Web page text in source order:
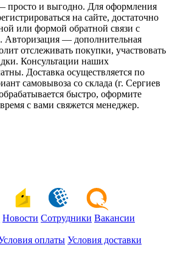
просто и выгодно. Для оформления
на сайте, достаточно
или формой обратной связи с
Авторизация — дополнительная
отслеживать покупки, участвовать
Консультации наших
Доставка осуществляется по
самовывоза со склада (г. Сергиев
быстро, оформите
с вами свяжется менеджер.
Новости Сотрудники Вакансии
оплаты Условия доставки